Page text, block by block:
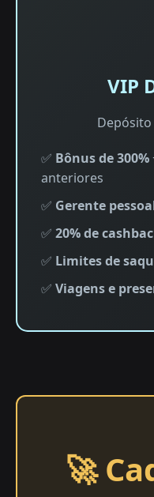
VIP
Depósito
✅ Bônus de 300%
anteriores
✅ Gerente
✅ 20% de
✅ Limites de
✅ Viagens e
🚀